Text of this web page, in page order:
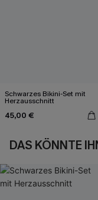
Schwarzes Bikini-Set mit
Herzausschnitt
45,00 €
DAS KÖNNTE